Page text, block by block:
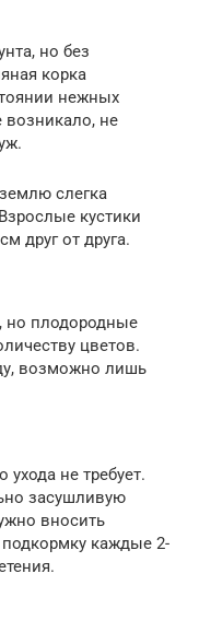
но без
корка
нежных
возникало, не
слегка
кустики
друг от друга.
но плодородные
цветов.
возможно лишь
ухода не требует.
засушливую
вносить
каждые 2-